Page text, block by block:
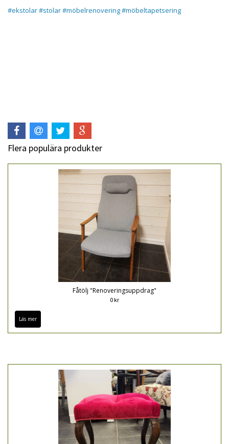
#ekstolar#stolar#möbelrenovering#möbeltapetsering
Flera populära produkter
Fåtölj "Renoveringsuppdrag"
0 kr
Läs mer